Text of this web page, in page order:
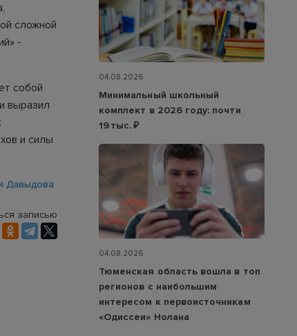
сложной
-
собой
выразил
и силы
Давыдова
записью
04.08.2026
Минимальный школьный
комплект в 2026 году: почти
19 тыс. ₽
04.08.2026
Тюменская область вошла в топ
регионов с наибольшим
интересом к первоисточникам
«Одиссеи» Нолана